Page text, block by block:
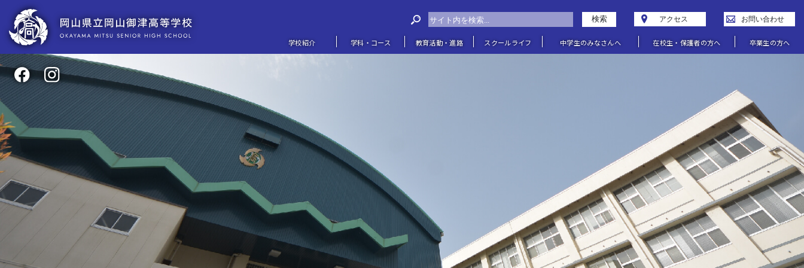
検索 アクセス お問い合わせ
学校紹介 学科・コース 教育活動・進路 スクールライフ 中学生のみなさんへ 在校生・保護者の方へ 卒業生の方へ